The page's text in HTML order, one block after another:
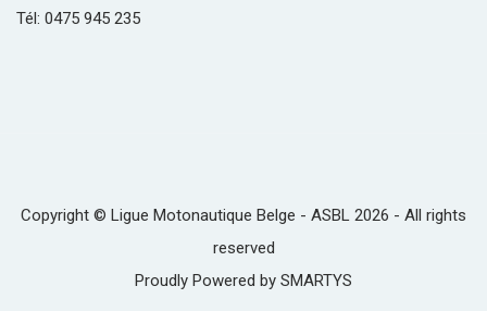
Tél: 0475 945 235
Copyright © Ligue Motonautique Belge - ASBL 2026 - All rights
reserved
Proudly Powered by SMARTYS